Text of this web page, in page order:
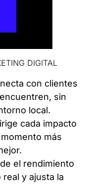
DIGITAL
con clientes
sin
local.
cada impacto
más
el rendimiento
y ajusta la